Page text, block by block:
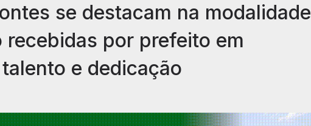
se destacam na modalidade
recebidas por prefeito em
e dedicação